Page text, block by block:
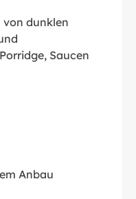
von dunklen
Saucen
Anbau